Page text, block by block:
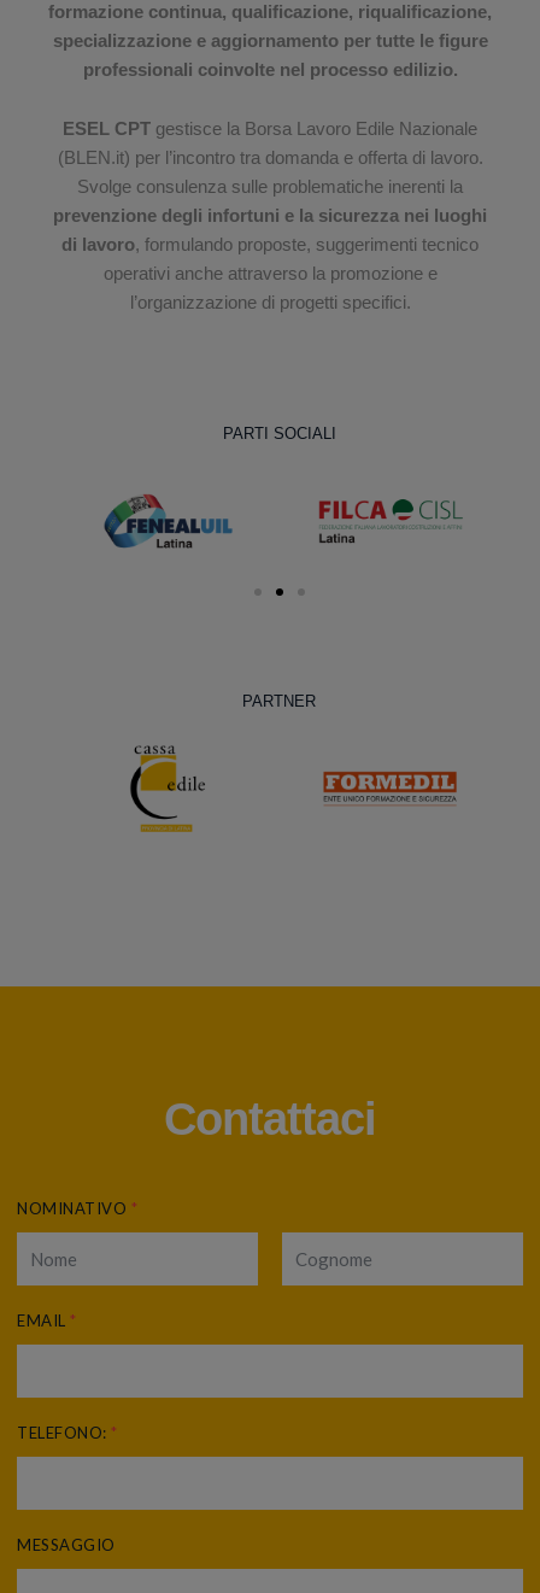
formazione continua, qualificazione, riqualificazione,
specializzazione e aggiornamento per tutte le figure
professionali coinvolte nel processo edilizio.
ESEL CPT gestisce la Borsa Lavoro Edile Nazionale
(BLEN.it) per l’incontro tra domanda e offerta di lavoro.
Svolge consulenza sulle problematiche inerenti la
prevenzione degli infortuni e la sicurezza nei luoghi
di lavoro, formulando proposte, suggerimenti tecnico
operativi anche attraverso la promozione e
l’organizzazione di progetti specifici.
PARTI SOCIALI
PARTNER
Contattaci
NOMINATIVO *
EMAIL *
TELEFONO: *
MESSAGGIO